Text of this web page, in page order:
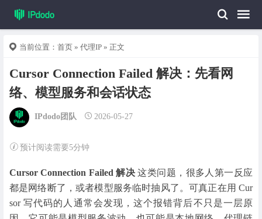
当前位置： 首页 » 代理IP » 正文
Cursor Connection Failed 解决：先看网
络、模型服务和会话状态
IPdodo团队 2026-05-27
预计阅读需要5分钟
Cursor Connection Failed 解决 这类问题，很多人第一反应
都是网络断了，或者模型服务临时抽风了。可真正在用 Cur
sor 写代码的人通常会发现，这个报错背后不只是一层原